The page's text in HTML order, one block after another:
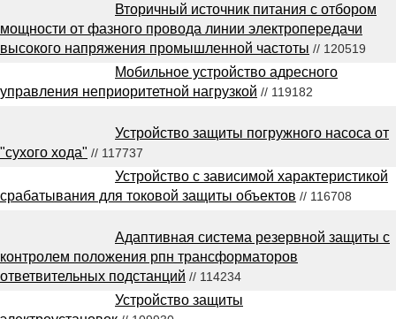
Вторичный источник питания с отбором
мощности от фазного провода линии электропередачи
высокого напряжения промышленной частоты // 120519
Мобильное устройство адресного
управления неприоритетной нагрузкой // 119182
Устройство защиты погружного насоса от
"сухого хода" // 117737
Устройство с зависимой характеристикой
срабатывания для токовой защиты объектов // 116708
Адаптивная система резервной защиты с
контролем положения рпн трансформаторов
ответвительных подстанций // 114234
Устройство защиты